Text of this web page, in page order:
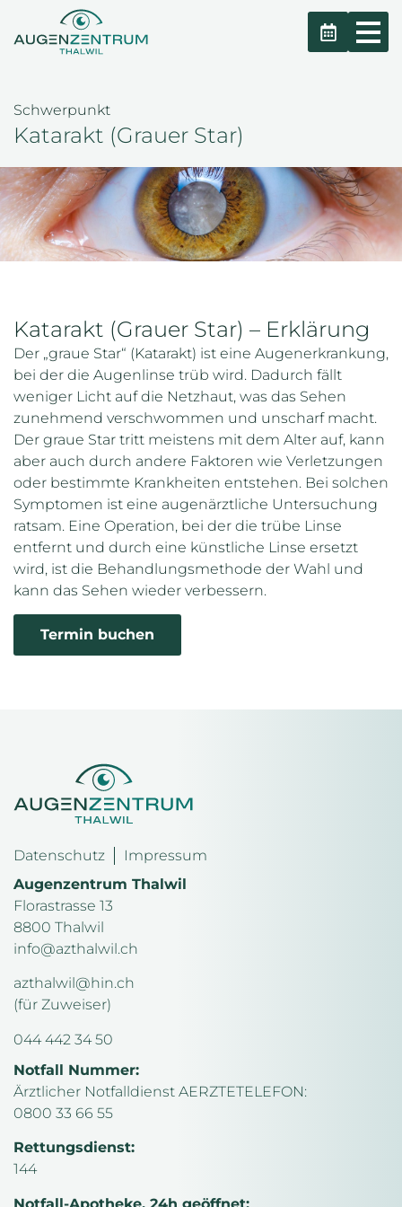
Schwerpunkt
Katarakt (Grauer Star)
Katarakt (Grauer Star) – Erklärung
Der „graue Star“ (Katarakt) ist eine Augenerkrankung,
bei der die Augenlinse trüb wird. Dadurch fällt
weniger Licht auf die Netzhaut, was das Sehen
zunehmend verschwommen und unscharf macht.
Der graue Star tritt meistens mit dem Alter auf, kann
aber auch durch andere Faktoren wie Verletzungen
oder bestimmte Krankheiten entstehen. Bei solchen
Symptomen ist eine augenärztliche Untersuchung
ratsam. Eine Operation, bei der die trübe Linse
entfernt und durch eine künstliche Linse ersetzt
wird, ist die Behandlungsmethode der Wahl und
kann das Sehen wieder verbessern.
Termin buchen
Datenschutz
Impressum
Augenzentrum Thalwil
Florastrasse 13
8800 Thalwil
info@azthalwil.ch
azthalwil@hin.ch
(für Zuweiser)
044 442 34 50
Notfall Nummer:
Ärztlicher Notfalldienst AERZTETELEFON:
0800 33 66 55
Rettungsdienst:
144
Notfall-Apotheke, 24h geöffnet: